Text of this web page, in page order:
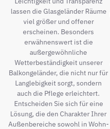
lassen die Glasgeländer Räume
viel größer und offener
erscheinen. Besonders
erwähnenswert ist die
außergewöhnliche
Wetterbeständigkeit unserer
Balkongeländer, die nicht nur für
Langlebigkeit sorgt, sondern
auch die Pflege erleichtert.
Entscheiden Sie sich für eine
Lösung, die den Charakter Ihrer
Außenbereiche sowohl in Wohn-